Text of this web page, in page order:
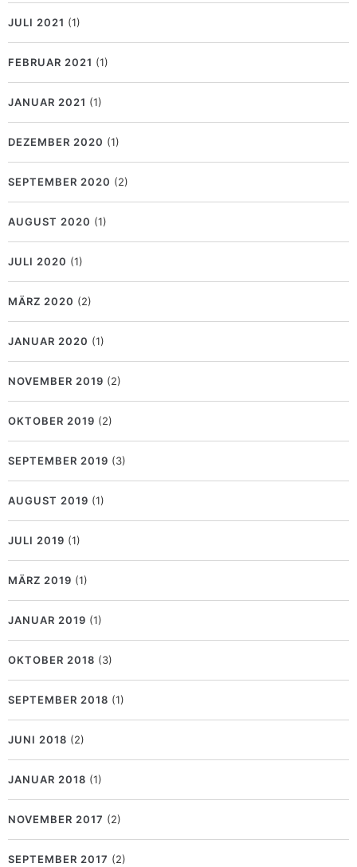
JULI 2021 (1)
FEBRUAR 2021 (1)
JANUAR 2021 (1)
DEZEMBER 2020 (1)
SEPTEMBER 2020 (2)
AUGUST 2020 (1)
JULI 2020 (1)
MÄRZ 2020 (2)
JANUAR 2020 (1)
NOVEMBER 2019 (2)
OKTOBER 2019 (2)
SEPTEMBER 2019 (3)
AUGUST 2019 (1)
JULI 2019 (1)
MÄRZ 2019 (1)
JANUAR 2019 (1)
OKTOBER 2018 (3)
SEPTEMBER 2018 (1)
JUNI 2018 (2)
JANUAR 2018 (1)
NOVEMBER 2017 (2)
SEPTEMBER 2017 (2)